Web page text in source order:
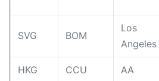
SVG BOM
Los
Angeles
HKG CCU AA